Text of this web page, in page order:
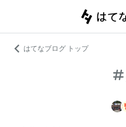
はてなブログ トップ